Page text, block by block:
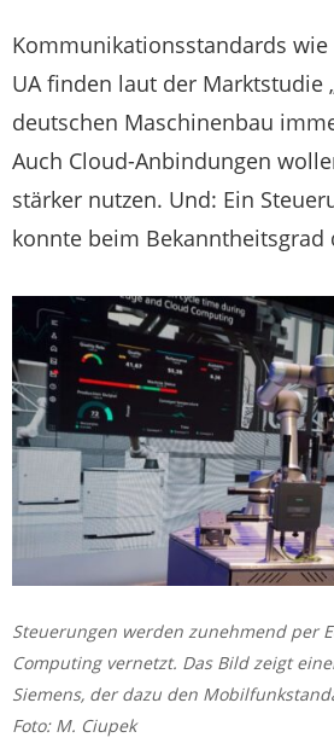
Kommunikationsstandards wie
UA finden laut der Marktstudie
deutschen Maschinenbau
Auch Cloud-Anbindungen
stärker nutzen. Und: Ein
konnte beim Bekanntheitsgrad
Steuerungen werden zunehmend per
Computing vernetzt. Das Bild zeigt
Siemens, der dazu den
Foto: M. Ciupek